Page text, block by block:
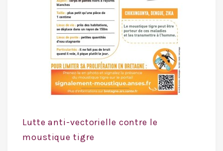
Lutte anti-vectorielle contre le
moustique tigre